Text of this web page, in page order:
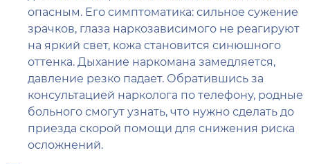
опасным. Его симптоматика: сильное сужение
зрачков, глаза наркозависимого не реагируют
на яркий свет, кожа становится синюшного
оттенка. Дыхание наркомана замедляется,
давление резко падает. Обратившись за
консультацией нарколога по телефону, родные
больного смогут узнать, что нужно сделать до
приезда скорой помощи для снижения риска
осложнений.